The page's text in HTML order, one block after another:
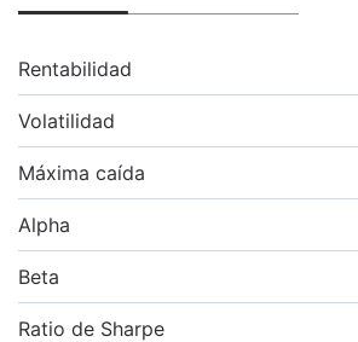
Rentabilidad
Volatilidad
Máxima caída
Alpha
Beta
Ratio de Sharpe